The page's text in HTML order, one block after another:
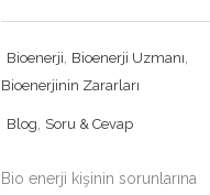
Bio enerji kişinin sorunlarına
Bioenerji Bioenerji Uzmanı
Bioenerjinin Zararları
Blog Soru & Cevap